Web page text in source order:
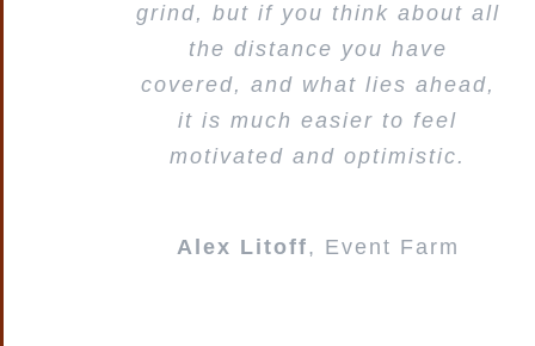
grind, but if you think about all
the distance you have
covered, and what lies ahead,
it is much easier to feel
motivated and optimistic.
Alex Litoff, Event Farm